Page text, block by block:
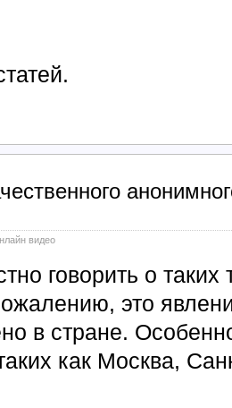
видео
говорить о таких
это
в стране.
как Москва,